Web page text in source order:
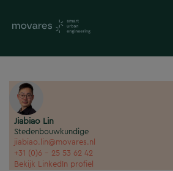
Jiabiao Lin
Stedenbouwkundige
jiabiao.lin@movares.nl
+31 (0)6 - 25 53 62 42
Bekijk LinkedIn profiel